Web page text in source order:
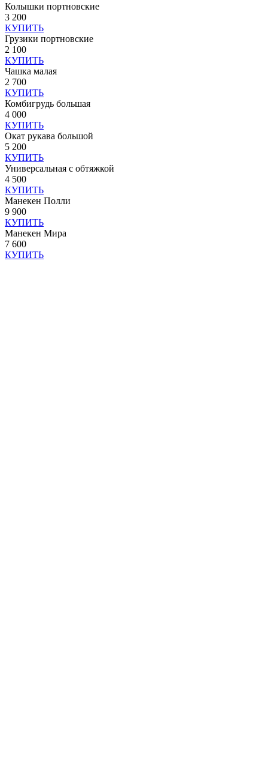
Колышки портновские
3 200
КУПИТЬ
Грузики портновские
2 100
КУПИТЬ
Чашка малая
2 700
КУПИТЬ
Комбигрудь большая
4 000
КУПИТЬ
Окат рукава большой
5 200
КУПИТЬ
Универсальная с обтяжкой
4 500
КУПИТЬ
Манекен Полли
9 900
КУПИТЬ
Манекен Мира
7 600
КУПИТЬ